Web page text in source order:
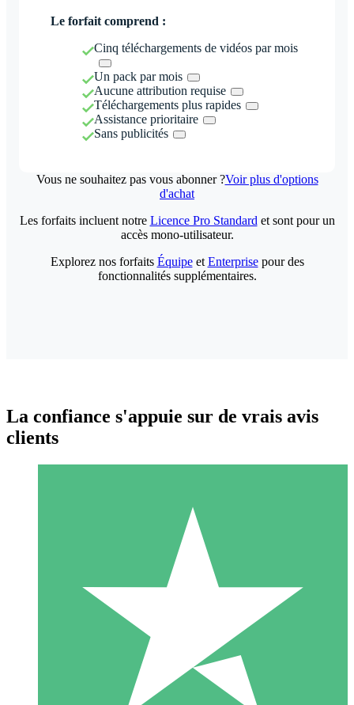
Le forfait comprend :
Cinq téléchargements de vidéos par mois
Un pack par mois
Aucune attribution requise
Téléchargements plus rapides
Assistance prioritaire
Sans publicités
Vous ne souhaitez pas vous abonner ?Voir plus d'options
d'achat
Packs de Crédits Individuels
Payez à l'utilisation avec des crédits de téléchargement. Sans
1 Téléchargement
10 00
Les forfaits incluent notre Licence Pro Standard et sont pour un
accès mono-utilisateur.
Explorez nos forfaits Équipeet Enterprisepour des
fonctionnalités supplémentaires.
La confiance s'appuie sur de vrais avis
clients